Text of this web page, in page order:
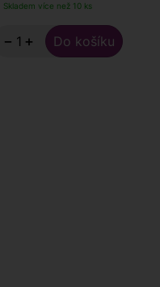
Skladem více než 10 ks
− +